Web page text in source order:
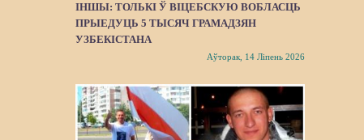
ІНШЫ: ТОЛЬКІ Ў ВІЦЕБСКУЮ ВОБЛАСЦЬ
ПРЫЕДУЦЬ 5 ТЫСЯЧ ГРАМАДЗЯН
УЗБЕКІСТАНА
Аўторак, 14 Ліпень 2026